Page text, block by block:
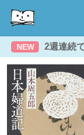
NEW 2週連続